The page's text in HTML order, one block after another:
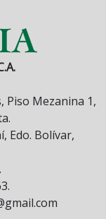
Piso Mezanina 1,
Edo. Bolívar,